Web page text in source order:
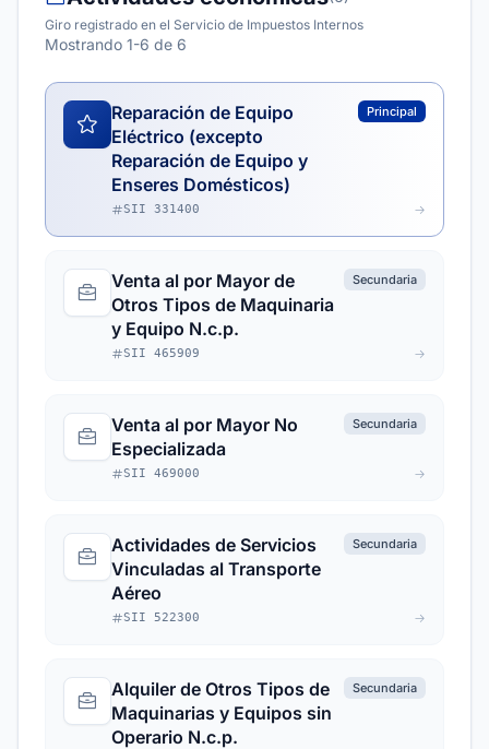
Giro registrado en el Servicio de Impuestos Internos
Mostrando 1-6 de 6
Reparación de Equipo
Eléctrico (excepto
Reparación de Equipo y
Enseres Domésticos)
Principal
SII 331400
Venta al por Mayor de
Otros Tipos de Maquinaria
y Equipo N.c.p.
Secundaria
SII 465909
Venta al por Mayor No
Especializada
Secundaria
SII 469000
Actividades de Servicios
Vinculadas al Transporte
Aéreo
Secundaria
SII 522300
Alquiler de Otros Tipos de
Maquinarias y Equipos sin
Operario N.c.p.
Secundaria